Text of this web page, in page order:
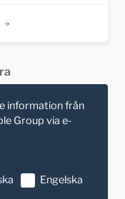
information från
Group via e-
Engelska